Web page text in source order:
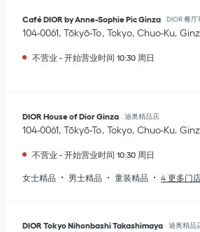
Café DIOR by Anne-Sophie Pic Ginza DIOR 餐
104-0061 Tōkyō-To Tokyo Chuo-Ku
不营业 - 开始营业时间 10:30 周日
DIOR House of Dior Ginza 迪奥精品店
104-0061 Tōkyō-To Tokyo Chuo-Ku
不营业 - 开始营业时间 10:30 周日
女士精品 男士精品 童装精品 4 更多门
DIOR Tokyo Nihonbashi Takashimaya 迪奥精品